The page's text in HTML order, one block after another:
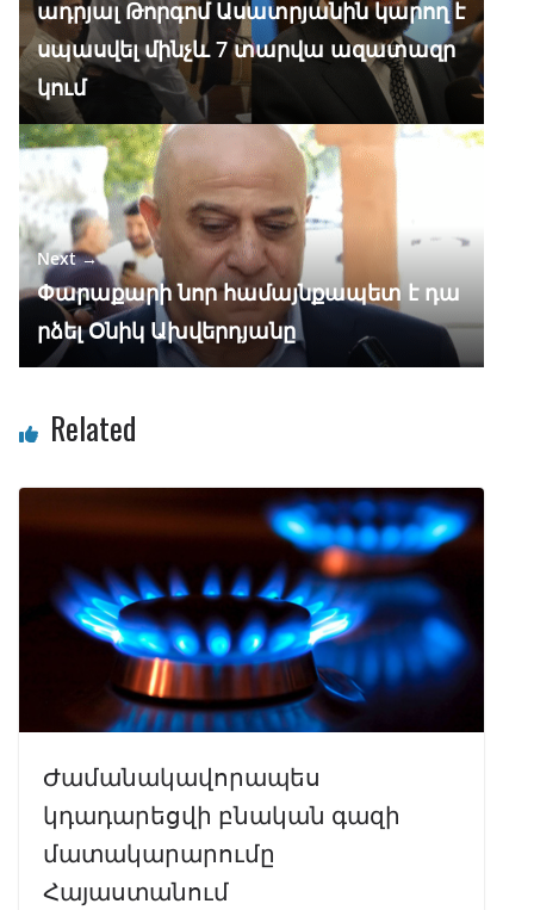
k p
ադրյալ Թորգոմ Ասատրյանին կարող է
սպասվել մինչև 7 տարվա ազատազր
կում
Next →
Փարաքարի նոր համայնքապետ է դա
րձել Օնիկ Ախվերդյանը
Related
Ժամանակավորապես
կդադարեցվի բնական գազի
մատակարարումը
Հայաստանում